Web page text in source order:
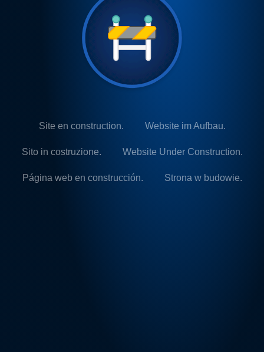
Site en construction. Website im Aufbau.
Sito in costruzione. Website Under Construction.
Página web en construcción. Strona w budowie.